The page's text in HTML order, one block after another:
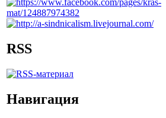
RSS
Навигация